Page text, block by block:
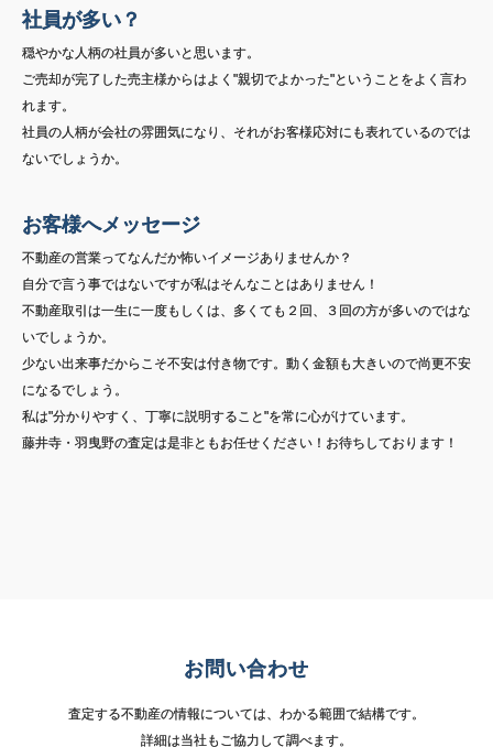
社員が多い？
穏やかな人柄の社員が多いと思います。
ご売却が完了した売主様からはよく"親切でよかった"ということをよく言わ
れます。
社員の人柄が会社の雰囲気になり、それがお客様応対にも表れているのでは
ないでしょうか。
お客様へメッセージ
不動産の営業ってなんだか怖いイメージありませんか？
自分で言う事ではないですが私はそんなことはありません！
不動産取引は一生に一度もしくは、多くても２回、３回の方が多いのではな
いでしょうか。
少ない出来事だからこそ不安は付き物です。動く金額も大きいので尚更不安
になるでしょう。
私は"分かりやすく、丁寧に説明すること"を常に心がけています。
藤井寺・羽曳野の査定は是非ともお任せください！お待ちしております！
お問い合わせ
査定する不動産の情報については、わかる範囲で結構です。
詳細は当社もご協力して調べます。